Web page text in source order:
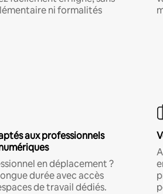
ni formalités
aux professionnels
en déplacement ?
durée avec accès
de travail dédiés.